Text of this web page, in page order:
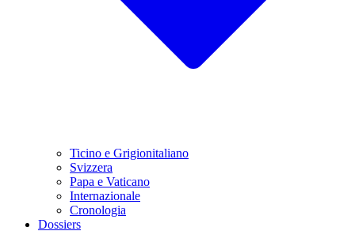
Ticino e Grigionitaliano
Svizzera
Papa e Vaticano
Internazionale
Cronologia
Dossiers